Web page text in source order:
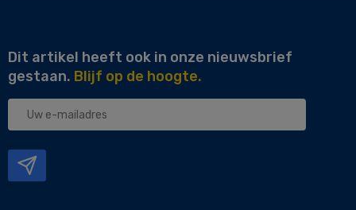
Dit artikel heeft ook in onze nieuwsbrief
gestaan. Blijf op de hoogte.
Uw